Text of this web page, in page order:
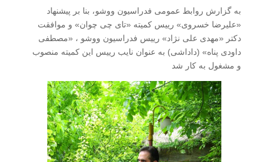
به گزارش روابط عمومی فدراسیون ووشو، بنا بر پیشنهاد
«علیرضا خسروی» رییس کمیته «تای چی چوان» و موافقت
دکتر «مهدی علی نژاد» رییس فدراسیون ووشو ، «مصطفی
داودی پناه» (داداشی) به عنوان نایب رییس این کمیته منصوب
و مشغول به کار شد